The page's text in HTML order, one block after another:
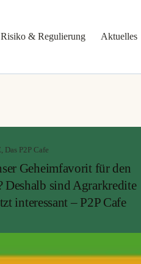
Risiko & Regulierung Aktuelles
, Das P2P Cafe
Geheimfavorit für den
Deshalb sind Agrarkredite
interessant – P2P Cafe